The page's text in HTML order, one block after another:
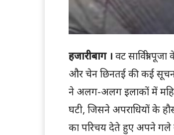
हजारीबाग । वट सावित्री
और चेन छिनतई की कई
ने अलग-अलग इलाकों में
घटी, जिसने अपराधियों के
का परिचय देते हुए अपने गले